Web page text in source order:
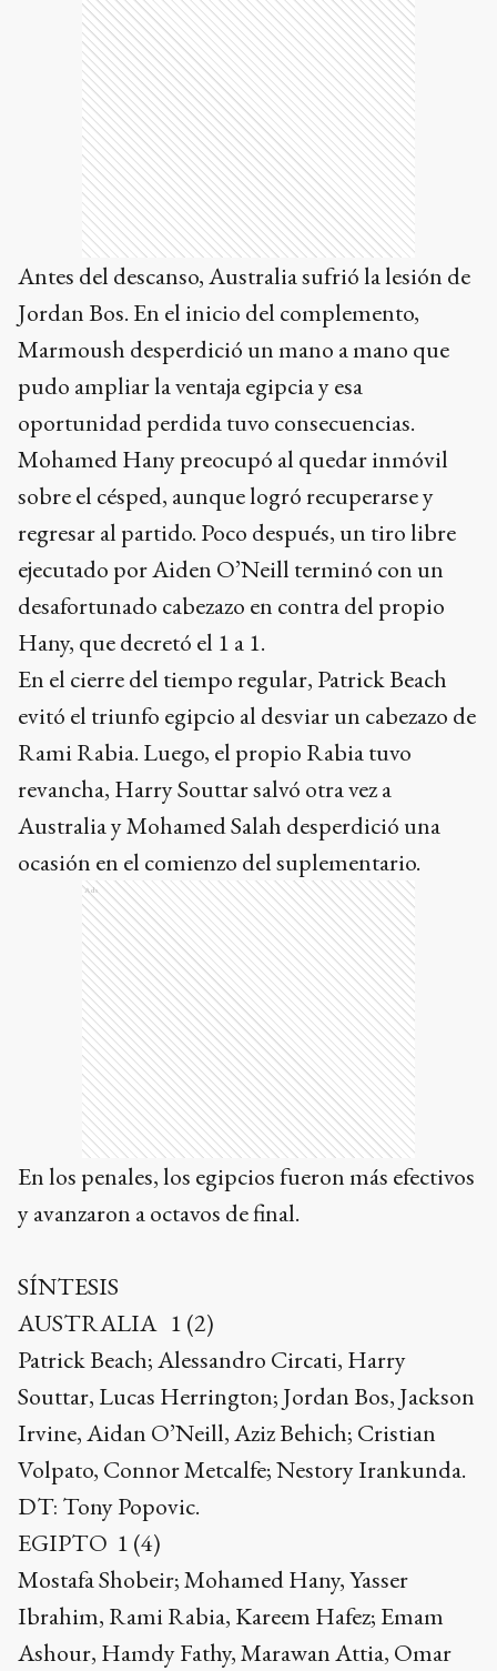
Antes del descanso, Australia sufrió la lesión de
Jordan Bos. En el inicio del complemento,
Marmoush desperdició un mano a mano que
pudo ampliar la ventaja egipcia y esa
oportunidad perdida tuvo consecuencias.
Mohamed Hany preocupó al quedar inmóvil
sobre el césped, aunque logró recuperarse y
regresar al partido. Poco después, un tiro libre
ejecutado por Aiden O’Neill terminó con un
desafortunado cabezazo en contra del propio
Hany, que decretó el 1 a 1.
En el cierre del tiempo regular, Patrick Beach
evitó el triunfo egipcio al desviar un cabezazo de
Rami Rabia. Luego, el propio Rabia tuvo
revancha, Harry Souttar salvó otra vez a
Australia y Mohamed Salah desperdició una
ocasión en el comienzo del suplementario.
Ads
En los penales, los egipcios fueron más efectivos
y avanzaron a octavos de final.
SÍNTESIS
AUSTRALIA 1 (2)
Patrick Beach; Alessandro Circati, Harry
Souttar, Lucas Herrington; Jordan Bos, Jackson
Irvine, Aidan O’Neill, Aziz Behich; Cristian
Volpato, Connor Metcalfe; Nestory Irankunda.
DT: Tony Popovic.
EGIPTO 1 (4)
Mostafa Shobeir; Mohamed Hany, Yasser
Ibrahim, Rami Rabia, Kareem Hafez; Emam
Ashour, Hamdy Fathy, Marawan Attia, Omar